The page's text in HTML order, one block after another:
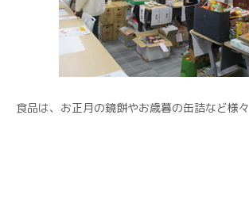
食品は、お正月の鏡餅やお歳暮の缶詰など様々